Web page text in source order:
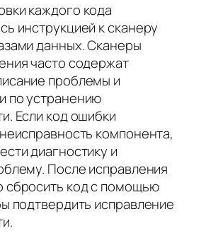
каждого кода
инструкцией к сканеру
данных. Сканеры
часто содержат
проблемы и
по устранению
Если код ошибки
компонента,
диагностику и
После исправления
сбросить код с помощью
подтвердить исправление